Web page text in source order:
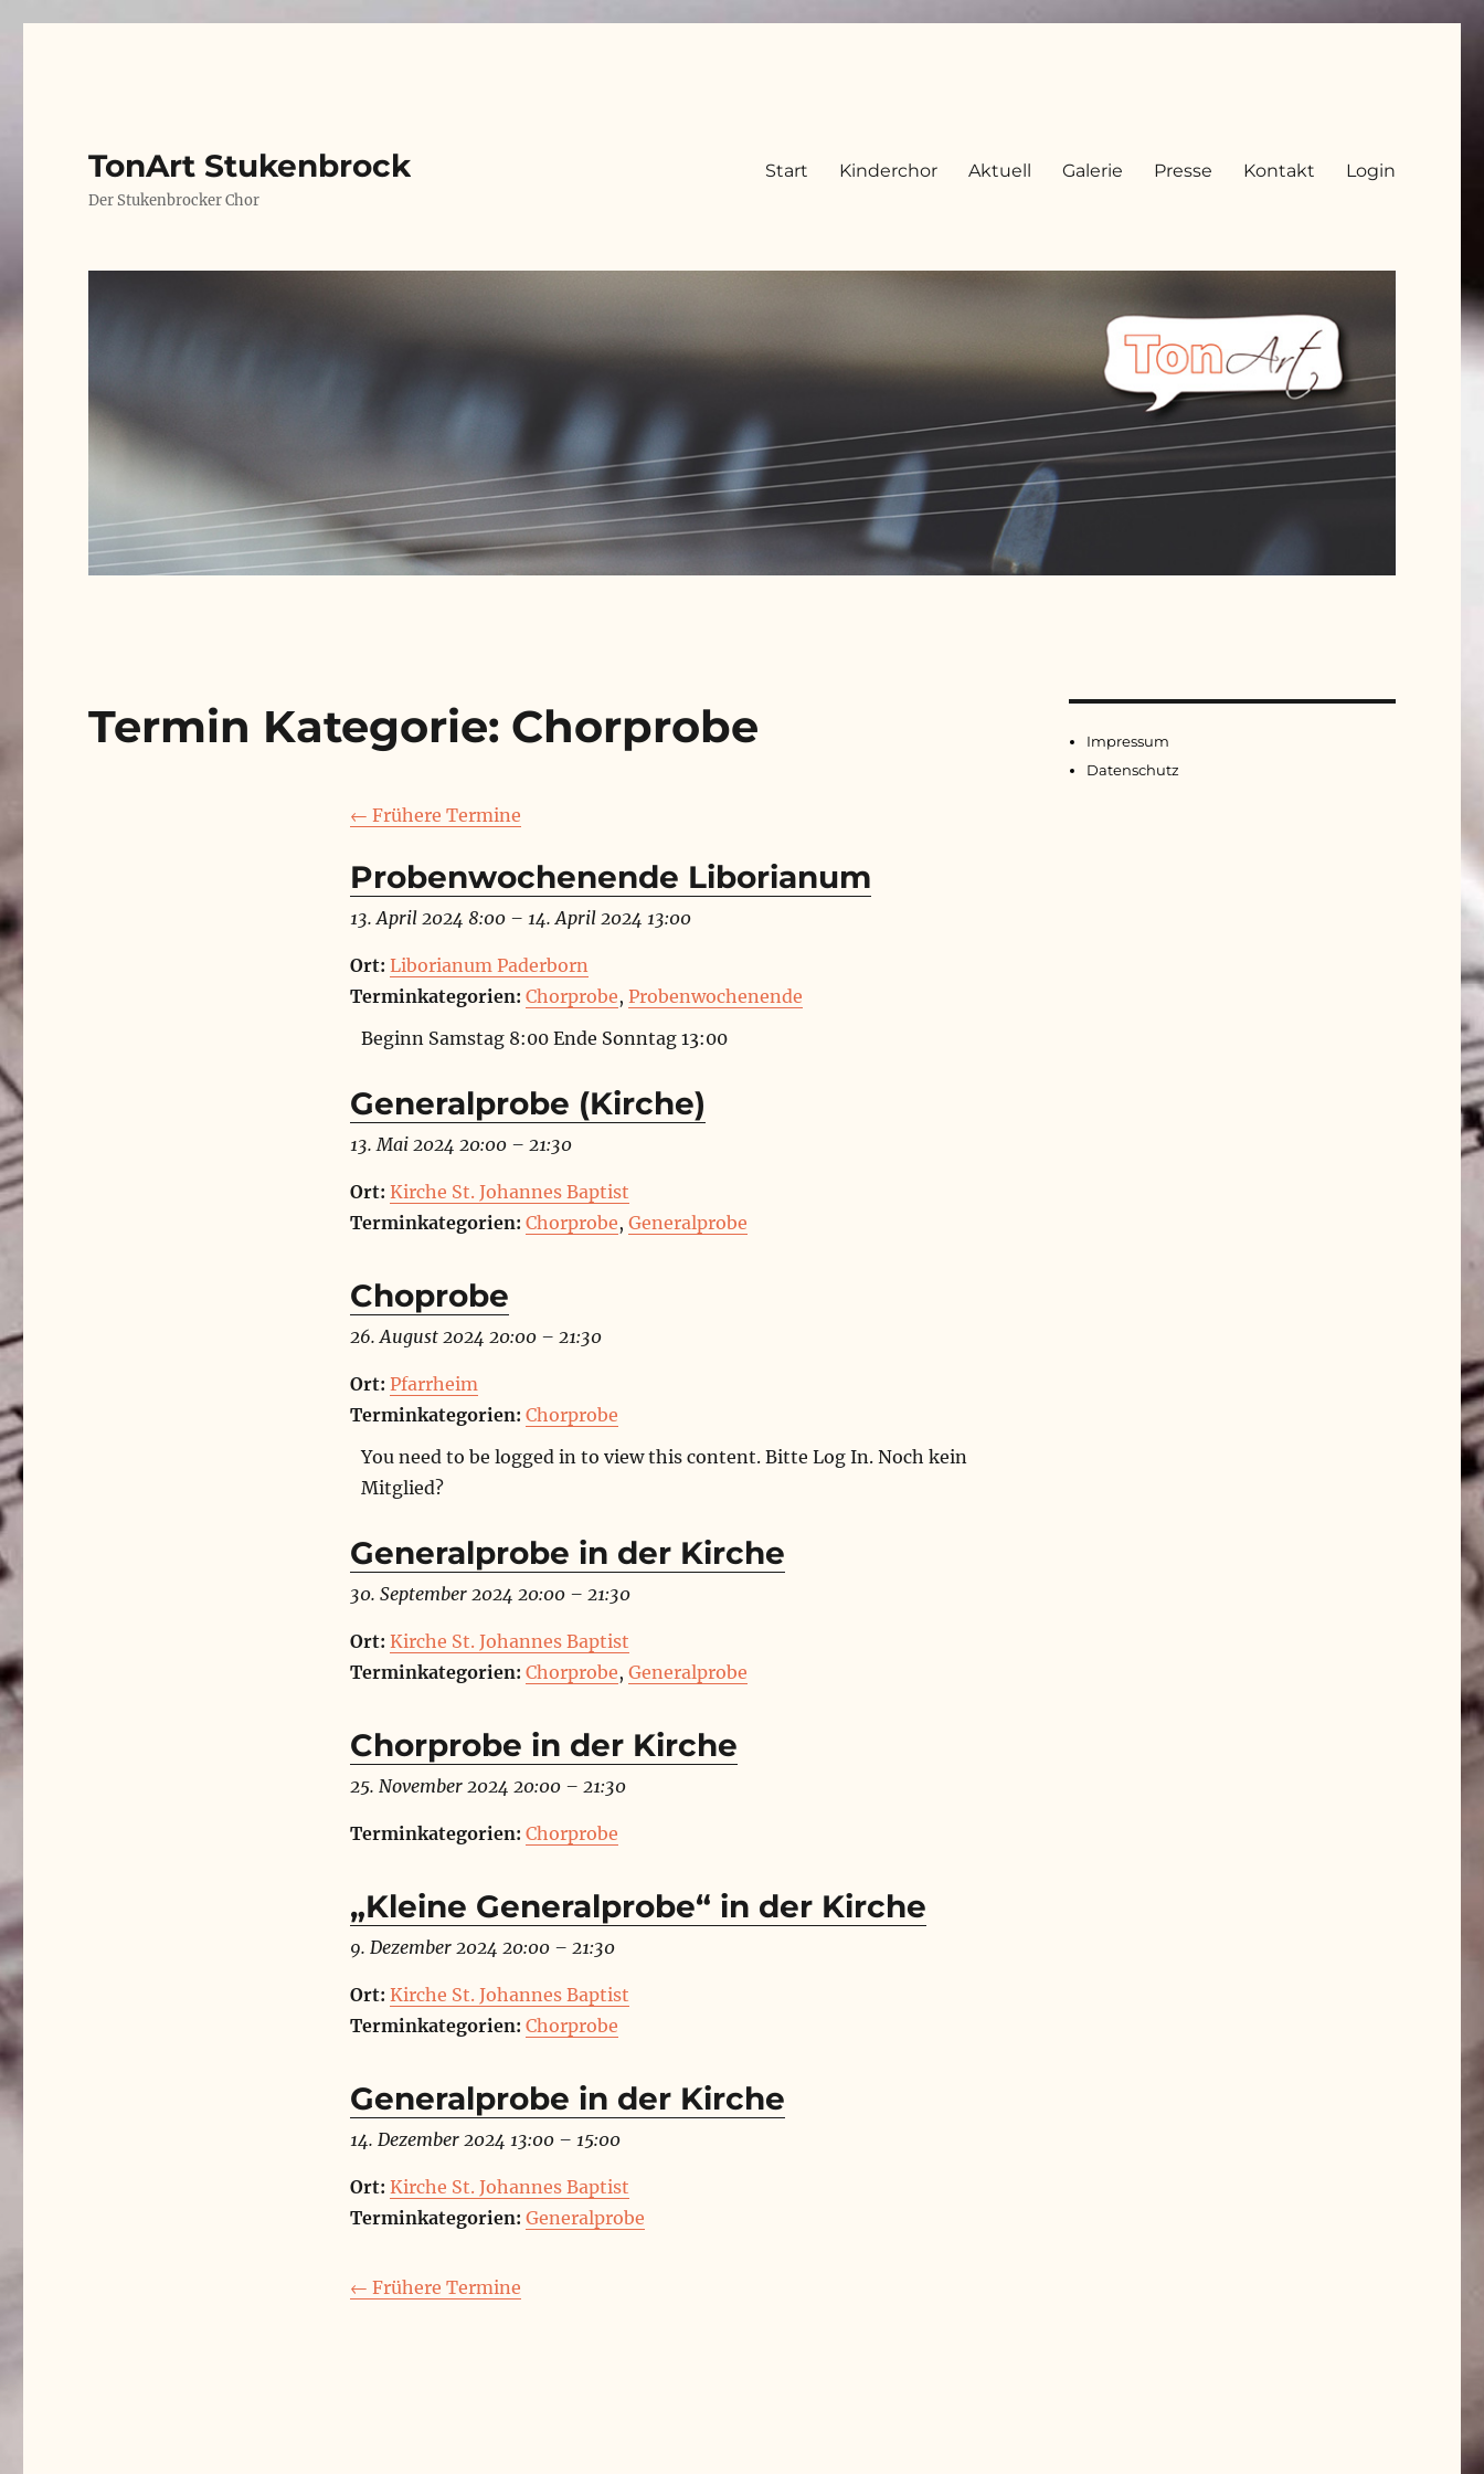
TonArt Stukenbrock
Der Stukenbrocker Chor
Start Kinderchor Aktuell Galerie Presse Kontakt Login
Termin Kategorie: Chorprobe
← Frühere Termine
Probenwochenende Liborianum
13. April 2024 8:00– 14. April 2024 13:00
Ort: Liborianum Paderborn
Terminkategorien: Chorprobe, Probenwochenende
Beginn Samstag 8:00 Ende Sonntag 13:00
Generalprobe (Kirche)
13. Mai 2024 20:00– 21:30
Ort: Kirche St. Johannes Baptist
Terminkategorien: Chorprobe, Generalprobe
Choprobe
26. August 2024 20:00– 21:30
Ort: Pfarrheim
Terminkategorien: Chorprobe
You need to be logged in to view this content. Bitte Log In. Noch kein
Mitglied?
Generalprobe in der Kirche
30. September 2024 20:00– 21:30
Ort: Kirche St. Johannes Baptist
Terminkategorien: Chorprobe, Generalprobe
Chorprobe in der Kirche
25. November 2024 20:00– 21:30
Terminkategorien: Chorprobe
„Kleine Generalprobe“ in der Kirche
9. Dezember 2024 20:00– 21:30
Ort: Kirche St. Johannes Baptist
Terminkategorien: Chorprobe
Generalprobe in der Kirche
14. Dezember 2024 13:00– 15:00
Ort: Kirche St. Johannes Baptist
Terminkategorien: Generalprobe
← Frühere Termine
Impressum
Datenschutz